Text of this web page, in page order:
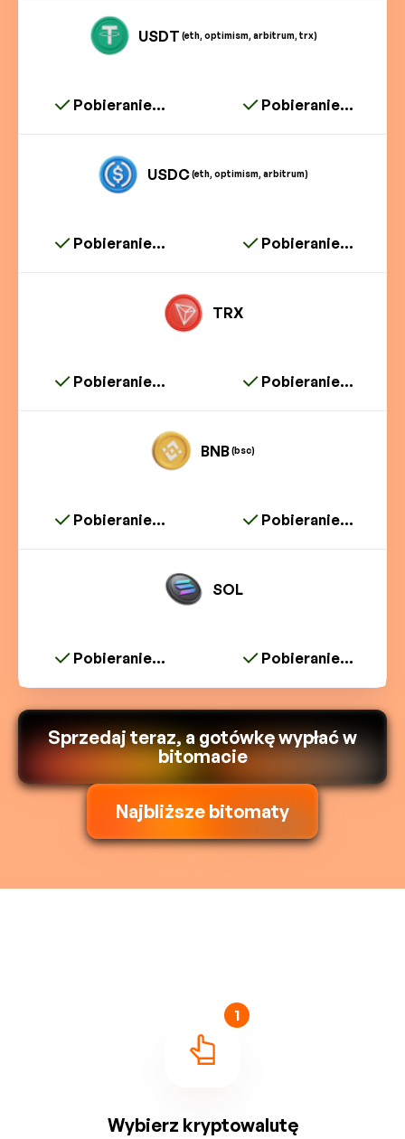
USDT (eth, optimism, arbitrum, trx)
Pobieranie... Pobieranie...
USDC(eth, optimism, arbitrum)
Pobieranie... Pobieranie...
TRX
Pobieranie... Pobieranie...
BNB(bsc)
Pobieranie... Pobieranie...
SOL
Pobieranie... Pobieranie...
Sprzedaj teraz, a gotówkę wypłać w
bitomacie
Najbliższe bitomaty
1
Wybierz kryptowalutę